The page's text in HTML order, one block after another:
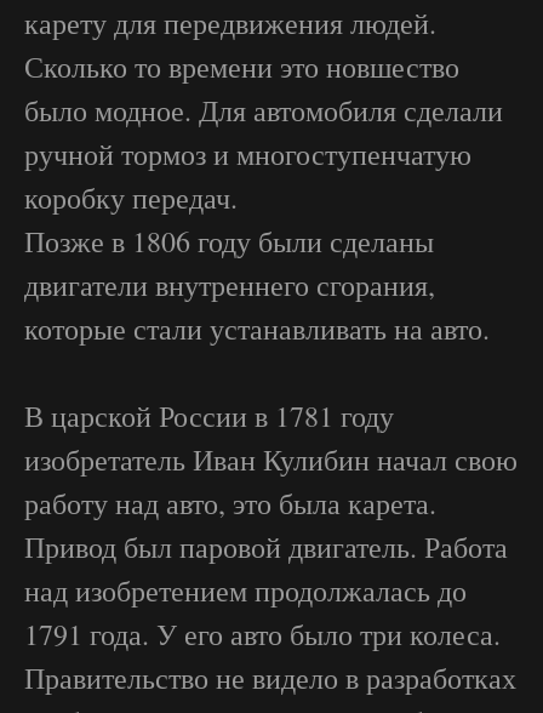
карету для передвижения людей.
Сколько то времени это новшество
было модное. Для автомобиля сделали
ручной тормоз и многоступенчатую
коробку передач.
Позже в 1806 году были сделаны
двигатели внутреннего сгорания,
которые стали устанавливать на авто.
В царской России в 1781 году
изобретатель Иван Кулибин начал свою
работу над авто, это была карета.
Привод был паровой двигатель. Работа
над изобретением продолжалась до
1791 года. У его авто было три колеса.
Правительство не видело в разработках